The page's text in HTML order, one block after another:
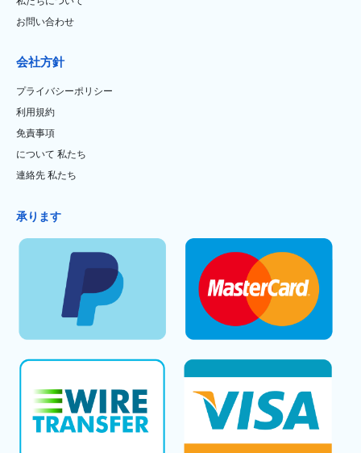
お問い合わせ
会社方針
プライバシーポリシー
利用規約
免責事項
について 私たち
連絡先 私たち
承ります